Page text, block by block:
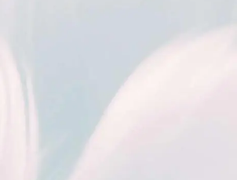
慢收录。 5) 一个实用判断标准 如果一篇
文章：已被抓取、没有 noindex / robots
问题、有至少 1–2 条相关内链、内容明
显解决了一个独立问题，那它 是否被收
录，只是时间问题，不是插件问题。